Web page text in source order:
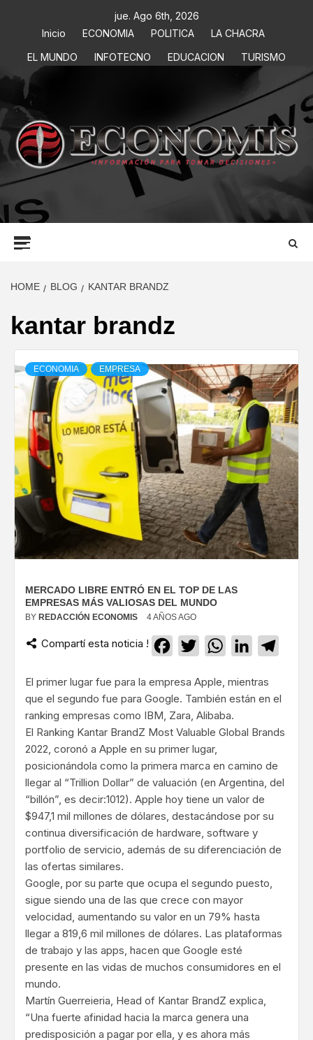
jue. Ago 6th, 2026
Inicio
ECONOMIA POLITICA
LA CHACRA
EL MUNDO
INFOTECNO EDUCACION TURISMO
ECONOMIS
INFORMACIÓN PARA TOMAR DECISIONES
HOME BLOG KANTAR BRANDZ
kantar brandz
ECONOMIA EMPRESA
MERCADO LIBRE ENTRÓ EN EL TOP DE LAS
EMPRESAS MÁS VALIOSAS DEL MUNDO
BY REDACCIÓN ECONOMIS 4 AÑOS AGO
Compartí esta noticia ! Facebook
TwitterWhatsApp
LinkedIn
El primer lugar fue para la empresa Apple, mientras
que el segundo fue para Google. También están en el
ranking empresas como IBM, Zara, Alibaba.
El Ranking Kantar BrandZ Most Valuable Global Brands
2022, coronó a Apple en su primer lugar,
posicionándola como la primera marca en camino de
llegar al “Trillion Dollar” de valuación (en Argentina, del
“billón”, es decir:1012). Apple hoy tiene un valor de
$947,1 mil millones de dólares, destacándose por su
continua diversificación de hardware, software y
portfolio de servicio, además de su diferenciación de
las ofertas similares.
Google, por su parte que ocupa el segundo puesto,
sigue siendo una de las que crece con mayor
velocidad, aumentando su valor en un 79% hasta
llegar a 819,6 mil millones de dólares. Las plataformas
de trabajo y las apps, hacen que Google esté
presente en las vidas de muchos consumidores en el
mundo.
Martín Guerreieria, Head of Kantar BrandZ explica,
“Una fuerte afinidad hacia la marca genera una
predisposición a pagar por ella, y es ahora más